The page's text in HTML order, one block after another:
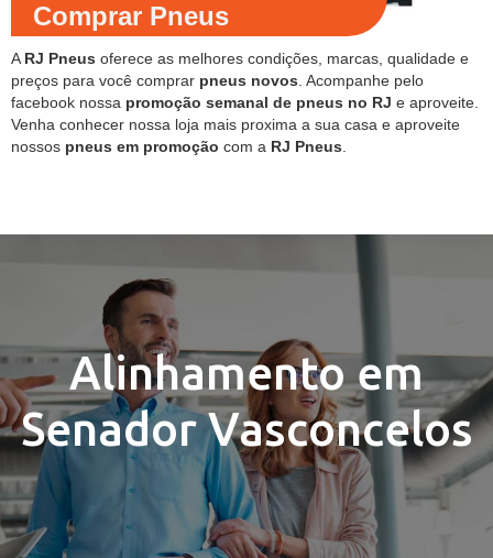
Comprar Pneus
A RJ Pneus oferece as melhores condições, marcas, qualidade e
preços para você comprar pneus novos . Acompanhe pelo
facebook nossa promoção semanal de pneus no RJ e aproveite.
Venha conhecer nossa loja mais proxima a sua casa e aproveite
nossos pneus em promoção com a RJ Pneus
Alinhamento em
Senador Vasconcelos